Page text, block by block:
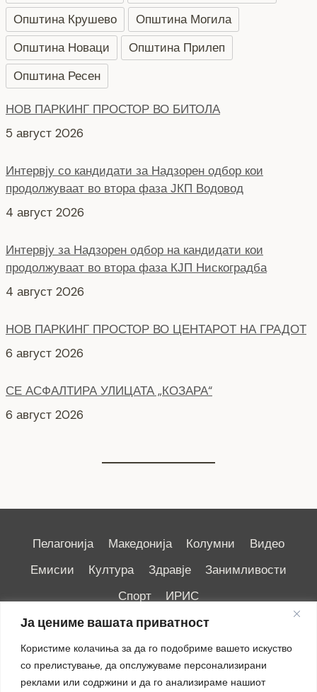
Ја цениме вашата приватност
Користиме колачиња за да го подобриме вашето искуство
со прелистување, да опслужуваме персонализирани
реклами или содржини и да го анализираме нашиот
Општина Крушево
Општина Могила
Општина Новаци
Општина Прилеп
Општина Ресен
НОВ ПАРКИНГ ПРОСТОР ВО БИТОЛА
5 август 2026
Интервју со кандидати за Надзорен одбор кои
продолжуваат во втора фаза ЈКП Водовод
4 август 2026
Интервју за Надзорен одбор на кандидати кои
продолжуваат во втора фаза КЈП Нискоградба
4 август 2026
НОВ ПАРКИНГ ПРОСТОР ВО ЦЕНТАРОТ НА ГРАДОТ
6 август 2026
СЕ АСФАЛТИРА УЛИЦАТА „КОЗАРА“
6 август 2026
Пелагонија Македонија Колумни
Видео
Емисии
Култура Здравје
Занимливости
Спорт
ИРИС
Импресум|Маркетинг